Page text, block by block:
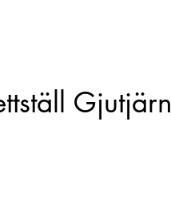
Gjutjärn